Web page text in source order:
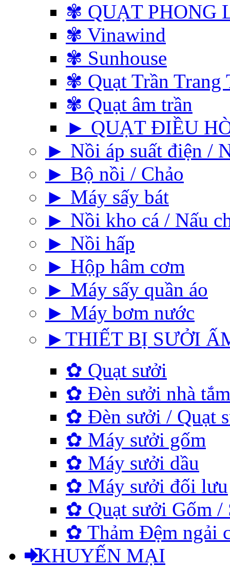
✾ QUẠT PHONG
✾ Vinawind
✾ Sunhouse
✾ Quạt Trần Trang
✾ Quạt âm trần
► QUẠT ĐIỀU
► Nồi áp suất điện /
► Bộ nồi / Chảo
► Máy sấy bát
► Nồi kho cá / Nấu
► Nồi hấp
► Hộp hâm cơm
► Máy sấy quần áo
► Máy bơm nước
►THIẾT BỊ SƯỞI
✿ Quạt sưởi
✿ Đèn sưởi nhà tắm
✿ Đèn sưởi / Quạt
✿ Máy sưởi gốm
✿ Máy sưởi dầu
✿ Máy sưởi đối lưu
✿ Quạt sưởi Gốm /
✿ Thảm Đệm ngải
KHUYẾN MẠI